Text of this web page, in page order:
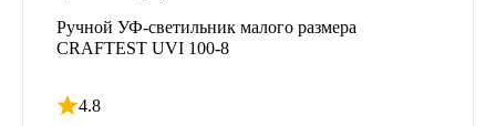
Ручной УФ-светильник малого размера
CRAFTEST UVI 100-8
4.8
Рейтинг 4.8 из 5